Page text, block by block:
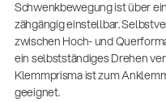
Schwenkbewegung ist über
zähgängig einstellbar.
zwischen Hoch- und
ein selbstständiges Drehen
Klemmprisma ist zum
geeignet.